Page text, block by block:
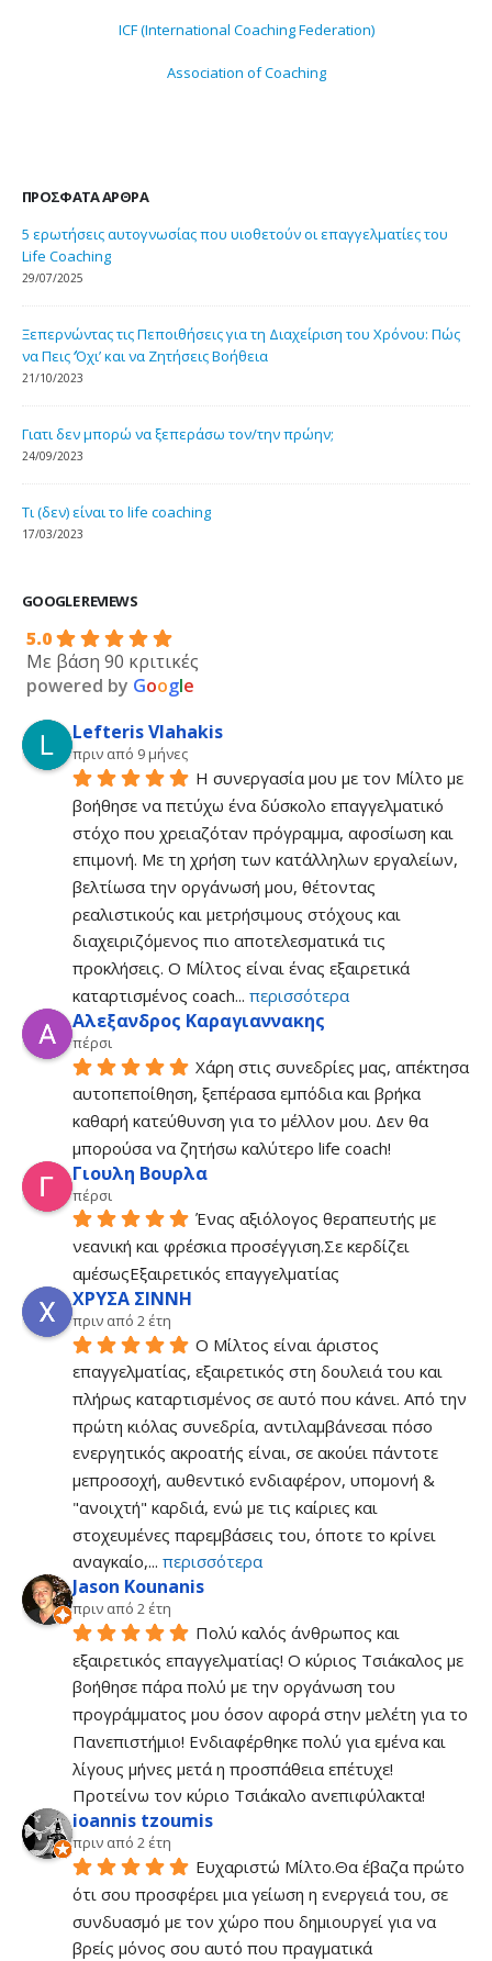
ICF (International Coaching Federation)
Association of Coaching
ΠΡΌΣΦΑΤΑ ΆΡΘΡΑ
5 ερωτήσεις αυτογνωσίας που υιοθετούν οι επαγγελματίες του
Life Coaching
29/07/2025
Ξεπερνώντας τις Πεποιθήσεις για τη Διαχείριση του Χρόνου: Πώς
να Πεις ‘Όχι’ και να Ζητήσεις Βοήθεια
21/10/2023
Γιατι δεν μπορώ να ξεπεράσω τον/την πρώην;
24/09/2023
Τι (δεν) είναι το life coaching
17/03/2023
GOOGLE REVIEWS
5.0
Με βάση 90 κριτικές
powered by Google
Lefteris Vlahakis
πριν από 9 μήνες
Η συνεργασία μου με τον Μίλτο με
βοήθησε να πετύχω ένα δύσκολο επαγγελματικό
στόχο που χρειαζόταν πρόγραμμα, αφοσίωση και
επιμονή. Με τη χρήση των κατάλληλων εργαλείων,
βελτίωσα την οργάνωσή μου, θέτοντας
ρεαλιστικούς και μετρήσιμους στόχους και
διαχειριζόμενος πιο αποτελεσματικά τις
προκλήσεις. Ο Μίλτος είναι ένας εξαιρετικά
καταρτισμένος coach... περισσότερα
Αλεξανδρος Καραγιαννακης
πέρσι
Χάρη στις συνεδρίες μας, απέκτησα
αυτοπεποίθηση, ξεπέρασα εμπόδια και βρήκα
καθαρή κατεύθυνση για το μέλλον μου. Δεν θα
μπορούσα να ζητήσω καλύτερο life coach!
Γιουλη Βουρλα
πέρσι
Ένας αξιόλογος θεραπευτής με
νεανική και φρέσκια προσέγγιση.Σε κερδίζει
αμέσωςΕξαιρετικός επαγγελματίας
ΧΡΥΣΑ ΣΙΝΝΗ
πριν από 2 έτη
Ο Μίλτος είναι άριστος
επαγγελματίας, εξαιρετικός στη δουλειά του και
πλήρως καταρτισμένος σε αυτό που κάνει. Από την
πρώτη κιόλας συνεδρία, αντιλαμβάνεσαι πόσο
ενεργητικός ακροατής είναι, σε ακούει πάντοτε
μεπροσοχή, αυθεντικό ενδιαφέρον, υπομονή &
"ανοιχτή" καρδιά, ενώ με τις καίριες και
στοχευμένες παρεμβάσεις του, όποτε το κρίνει
αναγκαίο,... περισσότερα
Jason Kounanis
πριν από 2 έτη
Πολύ καλός άνθρωπος και
εξαιρετικός επαγγελματίας! Ο κύριος Τσιάκαλος με
βοήθησε πάρα πολύ με την οργάνωση του
προγράμματος μου όσον αφορά στην μελέτη για το
Πανεπιστήμιο! Ενδιαφέρθηκε πολύ για εμένα και
λίγους μήνες μετά η προσπάθεια επέτυχε!
Προτείνω τον κύριο Τσιάκαλο ανεπιφύλακτα!
ioannis tzoumis
πριν από 2 έτη
Ευχαριστώ Μίλτο.Θα έβαζα πρώτο
ότι σου προσφέρει μια γείωση η ενεργειά του, σε
συνδυασμό με τον χώρο που δημιουργεί για να
βρείς μόνος σου αυτό που πραγματικά